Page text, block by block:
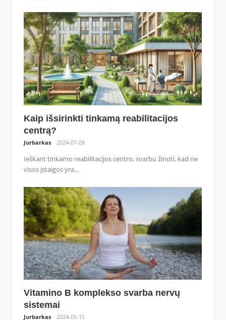
Kaip išsirinkti tinkamą reabilitacijos
centrą?
Jurbarkas 2024-07-09
Ieškant tinkamo reabilitacijos centro, svarbu žinoti, kad ne
visos įstaigos yra...
Vitamino B komplekso svarba nervų
sistemai
Jurbarkas 2024-05-15